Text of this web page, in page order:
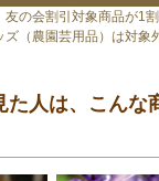
の会割引対象商品が1
（農園芸用品）は対象
た人は、こんな